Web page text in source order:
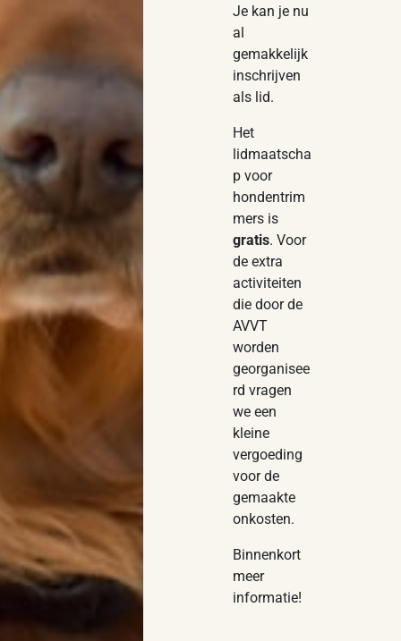
Je kan je nu
al
gemakkelijk
inschrijven
als lid.
Het
lidmaatscha
p voor
hondentrim
mers is
gratis. Voor
de extra
activiteiten
die door de
AVVT
worden
georganisee
rd vragen
we een
kleine
vergoeding
voor de
gemaakte
onkosten.
Binnenkort
meer
informatie!